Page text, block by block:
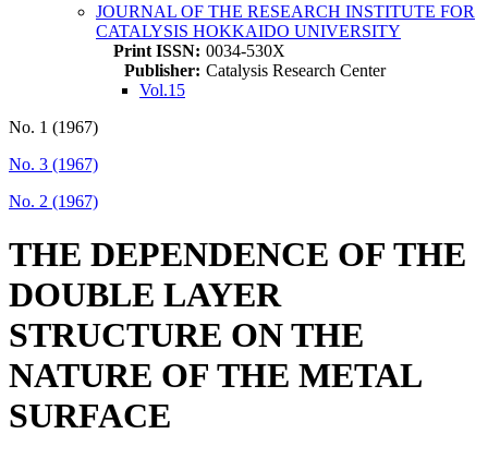
JOURNAL OF THE RESEARCH INSTITUTE FOR
CATALYSIS HOKKAIDO UNIVERSITY
Print ISSN: 0034-530X
Publisher: Catalysis Research Center
Vol.15
No. 1 (1967)
No. 3 (1967)
No. 2 (1967)
THE DEPENDENCE OF THE
DOUBLE LAYER
STRUCTURE ON THE
NATURE OF THE METAL
SURFACE